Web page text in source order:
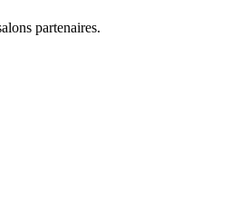
partenaires.